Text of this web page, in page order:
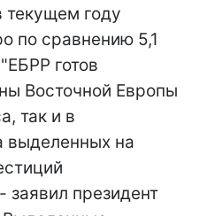
текущем году
по сравнению 5,1
готов
Восточной Европы
так и в
на
заявил президент